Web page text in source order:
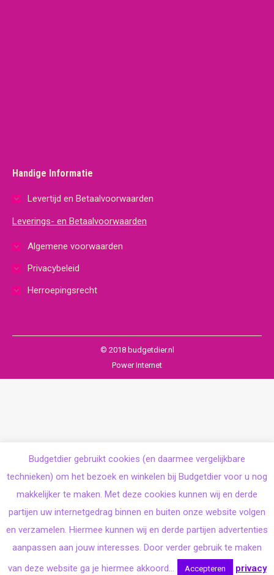
Handige Informatie
Levertijd en Betaalvoorwaarden
Leverings- en Betaalvoorwaarden
Algemene voorwaarden
Privacybeleid
Herroepingsrecht
© 2018 budgetdier.nl
Power Internet
Budgetdier gebruikt cookies (en daarmee vergelijkbare
technieken) om het bezoek en winkelen bij Budgetdier voor u nog
makkelijker te maken. Met deze cookies kunnen wij en derde
partijen uw internetgedrag binnen en buiten onze website volgen
en verzamelen. Hiermee kunnen wij en derde partijen advertenties
aanpassen aan jouw interesses. Door verder gebruik te maken
van deze website ga je hiermee akkoord...
Accepteren privacy